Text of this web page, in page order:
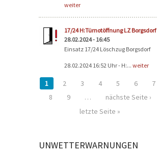
weiter
17/24 H:Türnotöffnung LZ Borgsdorf
28.02.2024 - 16:45
Einsatz 17/24 Löschzug Borgsdorf
28.02.2024 16:52 Uhr - H:... weiter
1 2 3 4 5 6
7
8
9 …
nächste Seite ›
letzte Seite »
UNWETTERWARNUNGEN